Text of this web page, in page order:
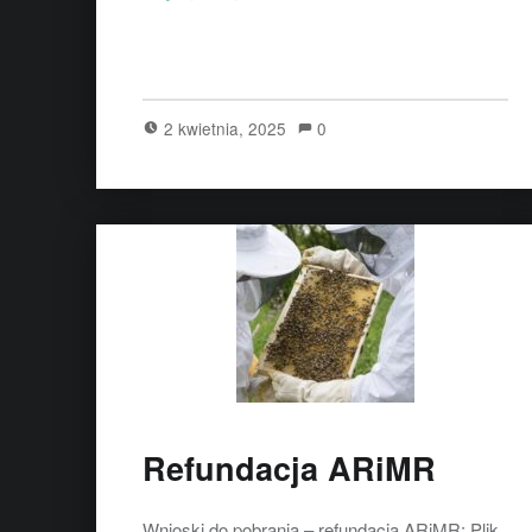
2 kwietnia, 2025 0
Refundacja ARiMR